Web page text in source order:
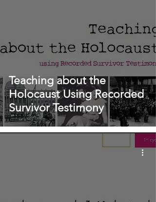
Teaching about the
Holocaust Using Recorded
Survivor Testimony